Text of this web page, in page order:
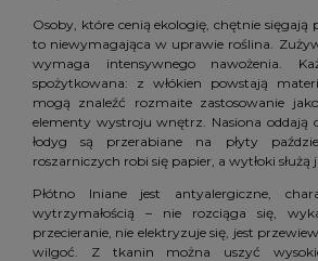
Osoby, które cenią ekologię, chętnie sięgają
to niewymagająca w uprawie roślina.
wymaga intensywnego nawożenia.
spożytkowana: z włókien powstają
mogą znaleźć rozmaite zastosowanie
elementy wystroju wnętrz. Nasiona oddają
łodyg są przerabiane na płyty
roszarniczych robi się papier, a wytłoki służą
Płótno lniane jest antyalergiczne,
wytrzymałością – nie rozciąga się,
przecieranie, nie elektryzuje się, jest
wilgoć. Z tkanin można uszyć